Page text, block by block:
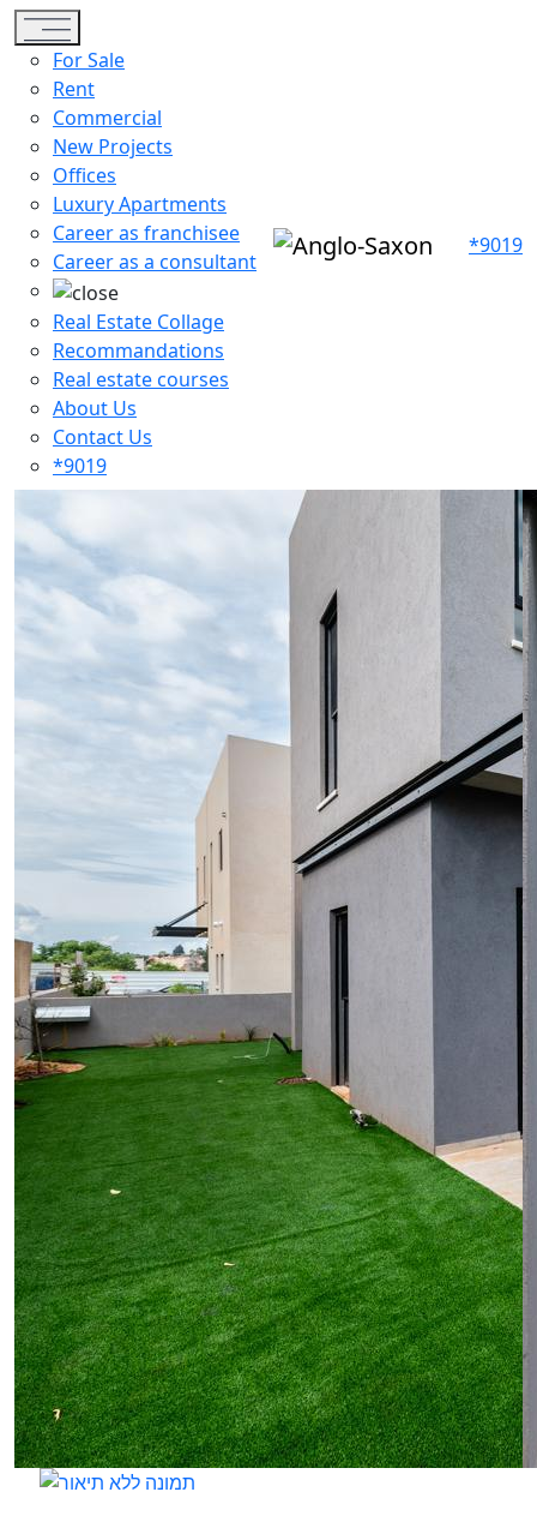
Toggle navigation
For Sale
Rent
Commercial
New Projects
Offices
Luxury Apartments
Career as franchisee
Career as a consultant
Real Estate Collage
Recommandations
Real estate courses
About Us
Contact Us
*9019
*9019